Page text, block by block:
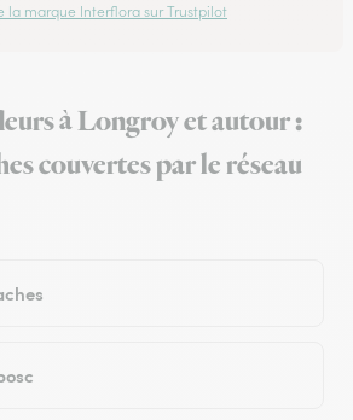
la marque Interflora sur Trustpilot
à Longroy et autour :
couvertes par le réseau